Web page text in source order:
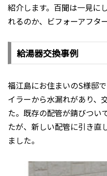
紹介します。百聞は一見に
れるのか、ビフォーアフタ
給湯器交換事例
福江島にお住まいのS様邸
イラーから水漏れがあり、
た。既存の配管が錆びつい
たが、新しい配管に引き直
ました。